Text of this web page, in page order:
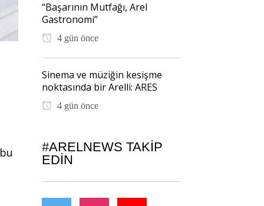
“Başarının Mutfağı, Arel
Gastronomi”
4 gün önce
Sinema ve müziğin kesişme
noktasında bir Arelli: ARES
4 gün önce
#ARELNEWS TAKIP
EDIN